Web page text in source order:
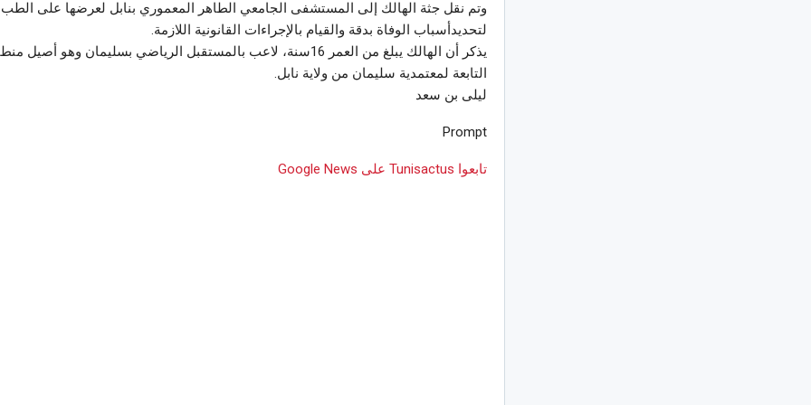
وتم نقل جثة الهالك إلى المستشفى الجامعي الطاهر المعموري بنابل لعرضها على
لتحديدأسباب الوفاة بدقة والقيام بالإجراءات القانونية اللازمة.
يذكر أن الهالك يبلغ من العمر 16سنة، لاعب بالمستقبل الرياضي بسليمان وهو
التابعة لمعتمدية سليمان من ولاية نابل.
ليلى بن سعد
Prompt
تابعوا Tunisactus على Google News